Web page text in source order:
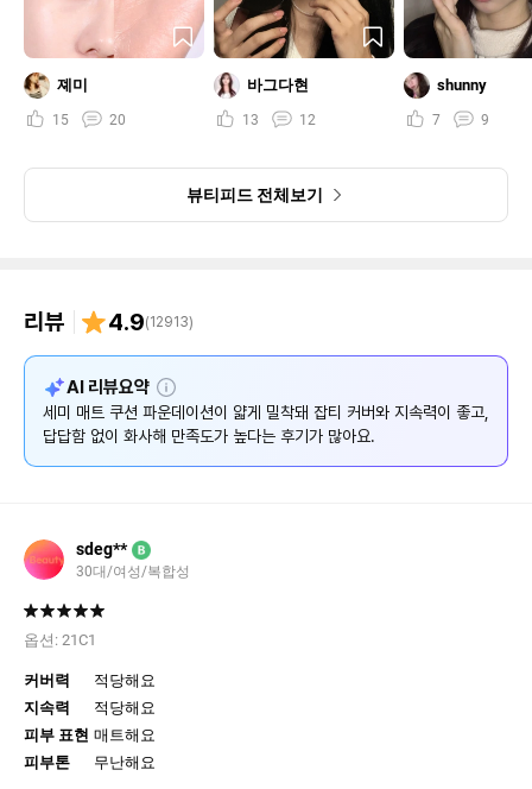
졔미
15 20
바그다현
13 12
shunny
7 9
뷰티피드 전체보기
리뷰 4.9(12913)
AI 리뷰요약 설
명
세미 매트 쿠션 파운데이션이 얇게 밀착돼 잡티 커버와 지속력이 좋고,
답답함 없이 화사해 만족도가 높다는 후기가 많아요.
sdeg** B
30대/여성/복합성
옵션: 21C1
커버력
적당해요
지속력
적당해요
피부 표현 매트해요
피부톤
무난해요